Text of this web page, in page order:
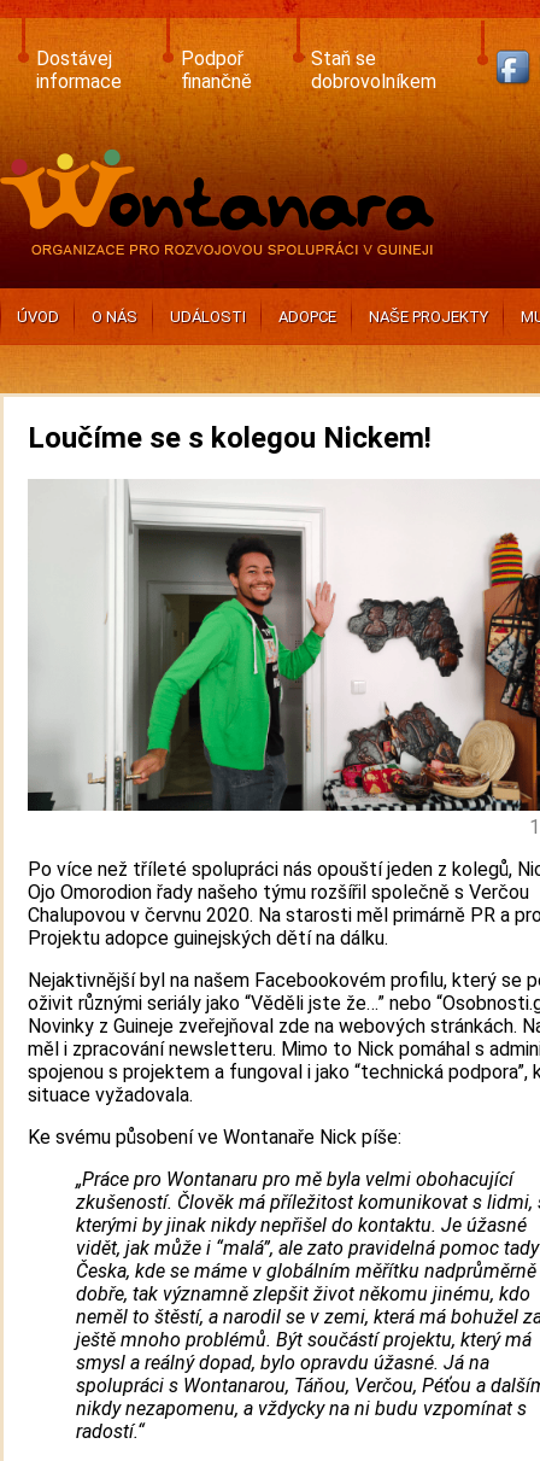
Skip
main
content
Dostávej
informace
Podpoř
finančně
Staň se
dobrovolníkem
ÚVOD O NÁS UDÁLOSTI ADOPCE NAŠE PROJEKTY
Loučíme se s kolegou Nickem!
Po více než tříleté spolupráci nás opouští jeden z kolegů,
Ojo Omorodion řady našeho týmu rozšířil společně s Verčou
Chalupovou v červnu 2020. Na starosti měl primárně PR a
Projektu adopce guinejských dětí na dálku.
Nejaktivnější byl na našem Facebookovém profilu, který se
oživit různými seriály jako “Věděli jste že…” nebo
Novinky z Guineje zveřejňoval zde na webových stránkách.
měl i zpracování newsletteru. Mimo to Nick pomáhal s
spojenou s projektem a fungoval i jako “technická podpora”,
situace vyžadovala.
Ke svému působení ve Wontanaře Nick píše:
„Práce pro Wontanaru pro mě byla velmi obohacující
zkušeností. Člověk má příležitost komunikovat s lidmi,
kterými by jinak nikdy nepřišel do kontaktu. Je úžasné
vidět, jak může i “malá”, ale zato pravidelná pomoc
Česka, kde se máme v globálním měřítku nadprůměrně
dobře, tak významně zlepšit život někomu jinému, kdo
neměl to štěstí, a narodil se v zemi, která má bohužel
ještě mnoho problémů. Být součástí projektu, který má
smysl a reálný dopad, bylo opravdu úžasné. Já na
spolupráci s Wontanarou, Táňou, Verčou, Péťou a
nikdy nezapomenu, a vždycky na ni budu vzpomínat s
radostí.“